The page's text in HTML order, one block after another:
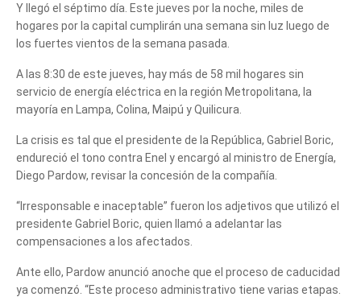
Y llegó el séptimo día. Este jueves por la noche, miles de
hogares por la capital cumplirán una semana sin luz luego de
los fuertes vientos de la semana pasada.
A las 8:30 de este jueves, hay más de 58 mil hogares sin
servicio de energía eléctrica en la región Metropolitana, la
mayoría en Lampa, Colina, Maipú y Quilicura.
La crisis es tal que el presidente de la República, Gabriel Boric,
endureció el tono contra Enel y encargó al ministro de Energía,
Diego Pardow, revisar la concesión de la compañía.
“Irresponsable e inaceptable” fueron los adjetivos que utilizó el
presidente Gabriel Boric, quien llamó a adelantar las
compensaciones a los afectados.
Ante ello, Pardow anunció anoche que el proceso de caducidad
ya comenzó. “Este proceso administrativo tiene varias etapas.